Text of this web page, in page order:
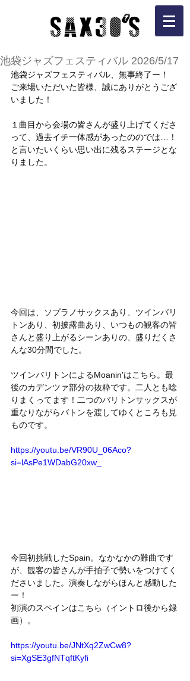
池袋ジャズフェスティバル 2026/5/17
池袋ジャズフェスティバル、無事終了ー！
ご来場いただいた皆様、誠にありがとうござ
いました！
１曲目から会場の皆さんが盛り上げてくださ
って、過去イチ一体感があったののでは…！
と言いたいくらい思い出に残るステージとな
りました。
今回は、ソプラノサックスあり、ツインバリ
トンあり、初披露曲あり、いつもの観客の皆
さんと盛り上がるシーンありの、盛りだくさ
んな30分間でした。
ツインバリトンによるMoanin'はこちら。最
後のカデンツァ部分の抜粋です。二人とも唸
りまくってます！二つのバリトンサックスが
重なりながらバトンを渡してゆくところも見
ものです。
https://youtu.be/VR90U_06Aco?
si=lAsPe1WDabG20xw_
今回初挑戦したSpain。なかなかの難曲です
が、観客の皆さんが手拍子で勢いをつけてく
ださいました。演奏しながらほんと感動した
ー！
初演のスペインはこちら（イントロ後から録
画）。
https://youtu.be/JNtXq2ZwCw8?
si=XgSE3gfNTqftKyfi